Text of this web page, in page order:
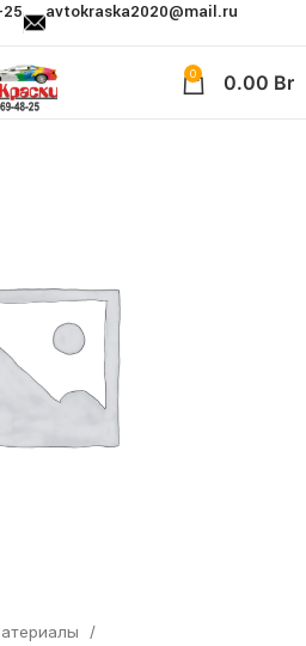
avtokraska2020@mail.ru
0 0.00 Br